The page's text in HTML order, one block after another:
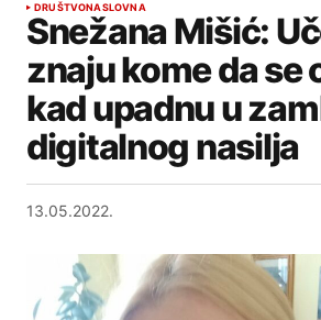
DRUŠTVONASLOVNA
Snežana Mišić:
znaju kome da se
kad upadnu u
digitalnog nasilja
13.05.2022.